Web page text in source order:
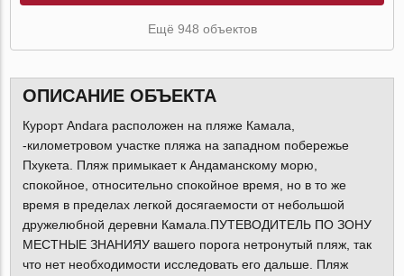
Ещё 948 объектов
ОПИСАНИЕ ОБЪЕКТА
Курорт Andara расположен на пляже Камала,
-километровом участке пляжа на западном побережье
Пхукета. Пляж примыкает к Андаманскому морю,
спокойное, относительно спокойное время, но в то же
время в пределах легкой досягаемости от небольшой
дружелюбной деревни Камала.ПУТЕВОДИТЕЛЬ ПО ЗОНУ
МЕСТНЫЕ ЗНАНИЯУ вашего порога нетронутый пляж, так
что нет необходимости исследовать его дальше. Пляж